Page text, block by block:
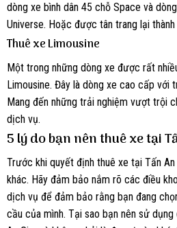
dòng xe bình dân 45 chỗ Space và
Universe. Hoặc được tân trang lại
Thuê xe Limousine
Một trong những dòng xe được rất
Limousine. Đây là dòng xe cao cấp với
Mang đến những trải nghiệm vượt trội
dịch vụ.
5 lý do bạn nên thuê xe tại
Trước khi quyết định thuê xe tại Tấn
khác. Hãy đảm bảo nắm rõ các điều
dịch vụ để đảm bảo rằng bạn đang
cầu của mình. Tại sao bạn nên sử